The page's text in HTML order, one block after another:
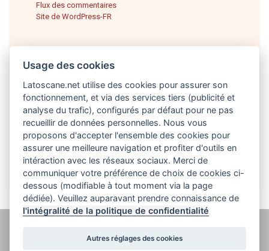
Flux des commentaires
Site de WordPress-FR
Français
informations légales
Usage des cookies
Latoscane.net utilise des cookies pour assurer son
fonctionnement, et via des services tiers (publicité et
analyse du trafic), configurés par défaut pour ne pas
recueillir de données personnelles. Nous vous
proposons d'accepter l'ensemble des cookies pour
assurer une meilleure navigation et profiter d'outils en
intéraction avec les réseaux sociaux. Merci de
communiquer votre préférence de choix de cookies ci-
dessous (modifiable à tout moment via la page
dédiée). Veuillez auparavant prendre connaissance de
l'intégralité de la politique de confidentialité
Autres réglages des cookies